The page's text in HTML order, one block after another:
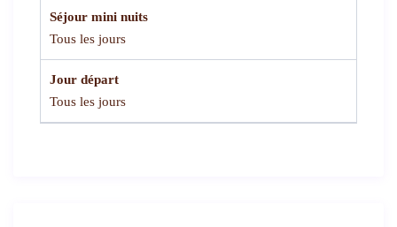
Séjour mini nuits
Tous les jours
Jour départ
Tous les jours